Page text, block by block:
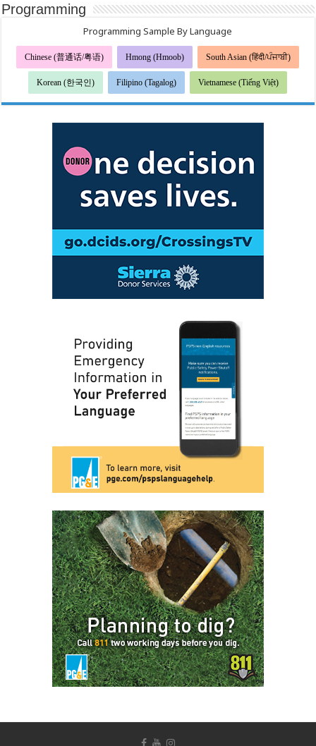
Programming
Programming Sample By Language
Chinese (普通话/粤语) Hmong (Hmoob) South Asian (हिंदी/ਪੰਜਾਬੀ)
Korean (한국인) Filipino (Tagalog) Vietnamese (Tiếng Việt)